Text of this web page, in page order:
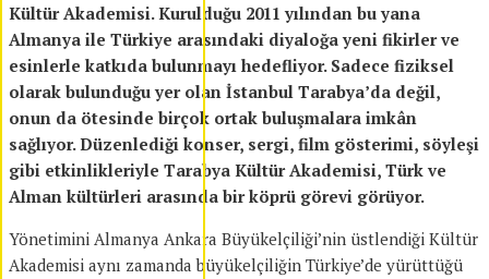
Kültür Akademisi. Kurulduğu 2011 yılından bu yana
Almanya ile Türkiye arasındaki diyaloğa yeni fikirler ve
esinlerle katkıda bulunmayı hedefliyor. Sadece fiziksel
olarak bulunduğu yer olan İstanbul Tarabya’da değil,
onun da ötesinde birçok ortak buluşmalara imkân
sağlıyor. Düzenlediği konser, sergi, film gösterimi, söyleşi
gibi etkinlikleriyle Tarabya Kültür Akademisi, Türk ve
Alman kültürleri arasında bir köprü görevi görüyor.
Yönetimini Almanya Ankara Büyükelçiliği’nin üstlendiği Kültür
Akademisi aynı zamanda büyükelçiliğin Türkiye’de yürüttüğü